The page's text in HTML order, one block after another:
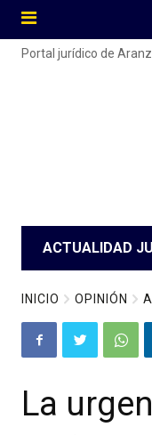
Portal jurídico de
ACTUALIDAD
INICIO OPINIÓN
La